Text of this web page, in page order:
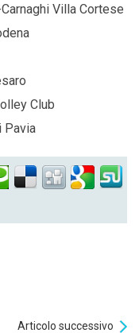
Villa Cortese
Club
Pavia
Articolo successivo